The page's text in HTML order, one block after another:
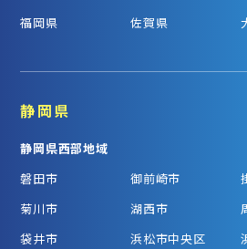
福岡県
佐賀県
静岡県
静岡県西部地域
磐田市
御前崎市
菊川市
湖西市
袋井市
浜松市中央区